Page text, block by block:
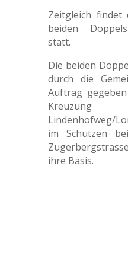
Zeitgleich findet
beiden
statt.
Die beiden
durch die
Auftrag
Kreuzung
Lindenhofweg/
im Schützen
ihre Basis.